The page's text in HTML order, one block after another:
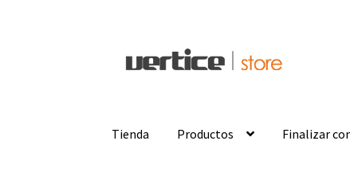
Tienda Productos Finalizar